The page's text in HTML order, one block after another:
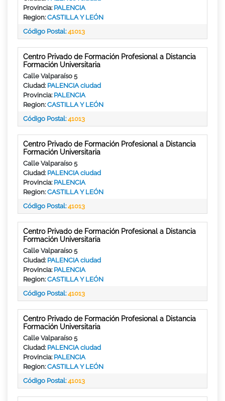
Provincia: PALENCIA
Region:CASTILLA Y LEÓN
Código Postal:41013
Centro Privado de Formación Profesional a Distancia
Formación Universitaria
Calle Valparaíso 5
Ciudad: PALENCIA ciudad
Provincia: PALENCIA
Region:CASTILLA Y LEÓN
Código Postal:41013
Centro Privado de Formación Profesional a Distancia
Formación Universitaria
Calle Valparaíso 5
Ciudad: PALENCIA ciudad
Provincia: PALENCIA
Region:CASTILLA Y LEÓN
Código Postal:41013
Centro Privado de Formación Profesional a Distancia
Formación Universitaria
Calle Valparaíso 5
Ciudad: PALENCIA ciudad
Provincia: PALENCIA
Region:CASTILLA Y LEÓN
Código Postal:41013
Centro Privado de Formación Profesional a Distancia
Formación Universitaria
Calle Valparaíso 5
Ciudad: PALENCIA ciudad
Provincia: PALENCIA
Region:CASTILLA Y LEÓN
Código Postal:41013